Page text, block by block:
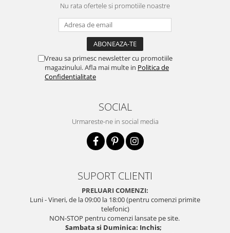
Nu rata ofertele si promotiile noastre
Vreau sa primesc newsletter cu promotiile
magazinului. Afla mai multe in Politica de
Confidentialitate
SOCIAL
Urmareste-ne in social media
SUPORT CLIENTI
PRELUARI COMENZI:
Luni - Vineri, de la 09:00 la 18:00 (pentru comenzi primite
telefonic)
NON-STOP pentru comenzi lansate pe site.
Sambata si Duminica: Inchis;